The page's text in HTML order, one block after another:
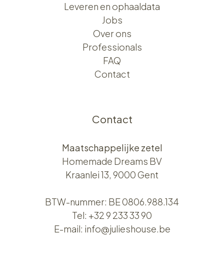
Leveren en ophaaldata
Jobs
Over ons​​
Professionals
FAQ
Contact
Contact
Maatschappelijke zetel
Homemade Dreams BV
Kraanlei 13, 9000 Gent
BTW-nummer: BE 0806.988.134
Tel: +32 9 233 33 90
E-mail: info@julieshouse.be